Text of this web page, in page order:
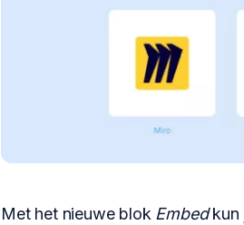
Met het nieuwe blok Embedkun